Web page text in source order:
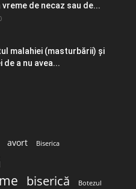
vreme de necaz sau de...
malahiei (masturbării) şi
de a nu avea...
avort Biserica
biserică Botezul